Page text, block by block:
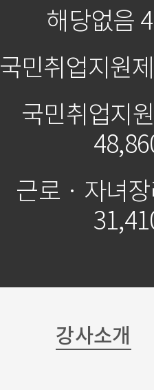
해당없음
국민취업지원
국민취업지
근로 · 자녀
강사소개